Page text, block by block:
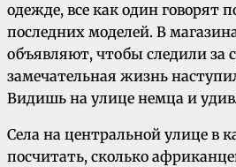
одежде, все как один говорят
последних моделей. В
объявляют, чтобы следили за
замечательная жизнь
Видишь на улице немца и
Села на центральной улице в
посчитать, сколько